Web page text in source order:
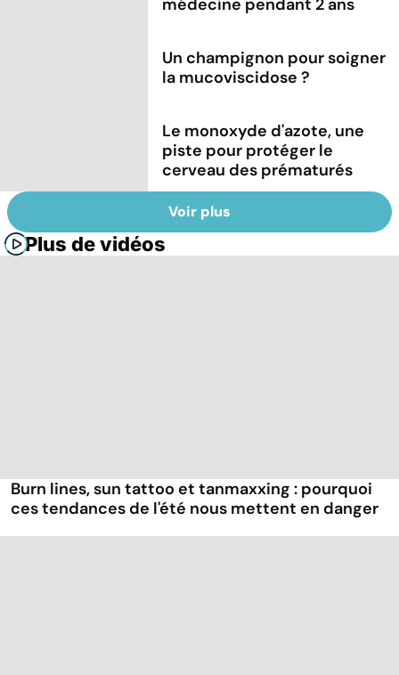
Un champignon pour soigner
la mucoviscidose ?
Le monoxyde d'azote, une
piste pour protéger le
cerveau des prématurés
Voir plus
Plus de vidéos
Burn lines, sun tattoo et tanmaxxing : pourquoi
ces tendances de l'été nous mettent en danger